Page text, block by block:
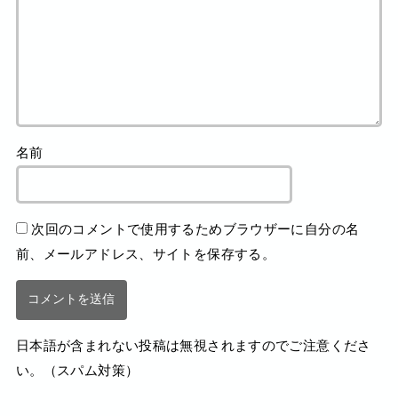
名前
次回のコメントで使用するためブラウザーに自分の名
前、メールアドレス、サイトを保存する。
日本語が含まれない投稿は無視されますのでご注意くださ
い。（スパム対策）